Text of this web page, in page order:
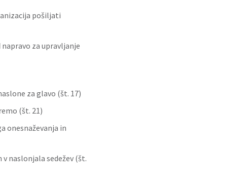
pošiljati
za upravljanje
za glavo (št. 17)
(št. 21)
onesnaževanja in
naslonjala sedežev (št.